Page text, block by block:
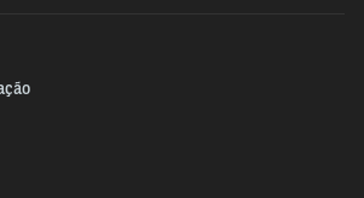
consultores ou mande uma
a gente pela nossa página no